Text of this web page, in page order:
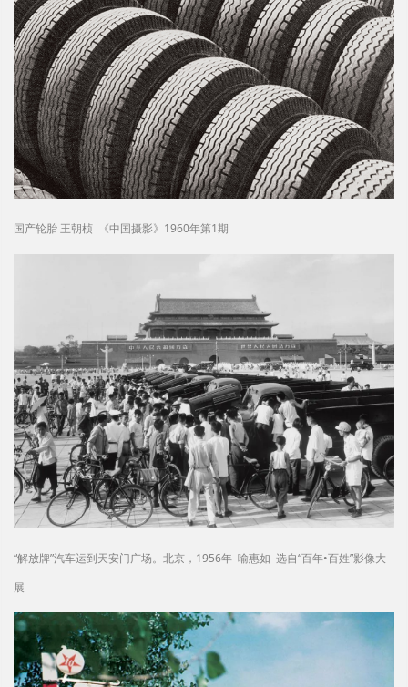
国产轮胎 王朝桢 《中国摄影》1960年第1期
“解放牌”汽车运到天安门广场。北京，1956年 喻惠如 选自“百年•百姓”影像大
展